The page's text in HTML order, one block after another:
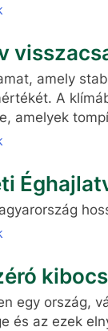
amely
A
amelyek
egy ország,
és az ezek